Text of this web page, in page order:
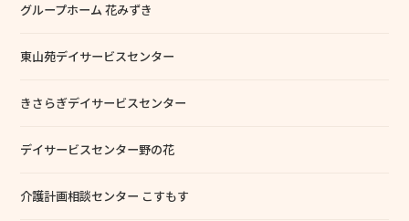
グループホーム 花みずき
東山苑デイサービスセンター
きさらぎデイサービスセンター
デイサービスセンター野の花
介護計画相談センター こすもす